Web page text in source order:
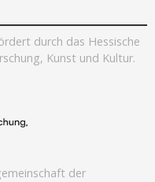
durch das Hessische
Kunst und Kultur.
der